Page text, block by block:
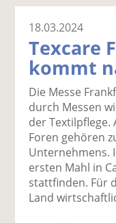
18.03.2024
Texcare
kommt
Die Messe
durch Messen
der Textilpflege.
Foren gehören
Unternehmens.
ersten Mahl in
stattfinden. Für
Land